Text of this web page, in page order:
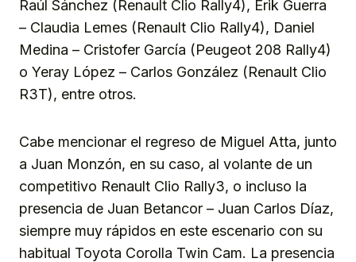
Raúl Sánchez (Renault Clio Rally4), Erik Guerra
– Claudia Lemes (Renault Clio Rally4), Daniel
Medina – Cristofer García (Peugeot 208 Rally4)
o Yeray López – Carlos González (Renault Clio
R3T), entre otros.
Cabe mencionar el regreso de Miguel Atta, junto
a Juan Monzón, en su caso, al volante de un
competitivo Renault Clio Rally3, o incluso la
presencia de Juan Betancor – Juan Carlos Díaz,
siempre muy rápidos en este escenario con su
habitual Toyota Corolla Twin Cam. La presencia